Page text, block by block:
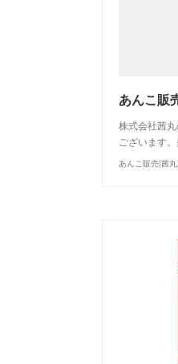
株式会社茜
ございます
あんこ販売|茜